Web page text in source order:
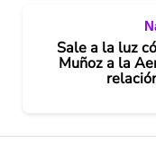
Sale a la luz
Muñoz a la